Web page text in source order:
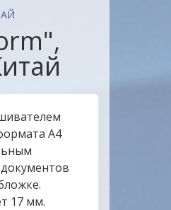
А4
17 мм.